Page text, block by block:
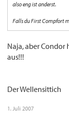
also eng ist anderst.
Falls du First Compfort
Naja, aber Condor
aus!!!
Der Wellensittich
1. Juli 2007